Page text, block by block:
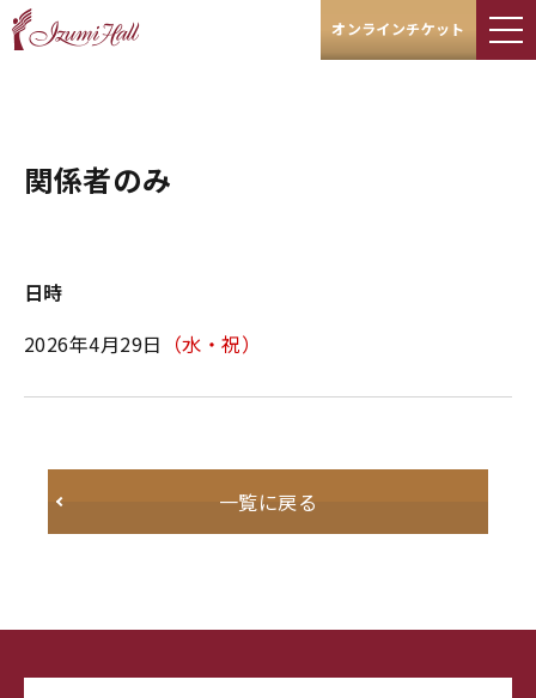
オンラインチケット
関係者のみ
日時
2026年4月29日 （水・祝）
一覧に戻る